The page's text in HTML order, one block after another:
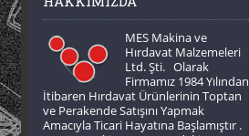
MES Makina ve
Hırdavat Malzemeleri
Ltd. Şti. Olarak
Firmamız 1984 Yılından
İtibaren Hırdavat Ürünlerinin Toptan
ve Perakende Satışını Yapmak
Amacıyla Ticari Hayatına Başlamıştır .